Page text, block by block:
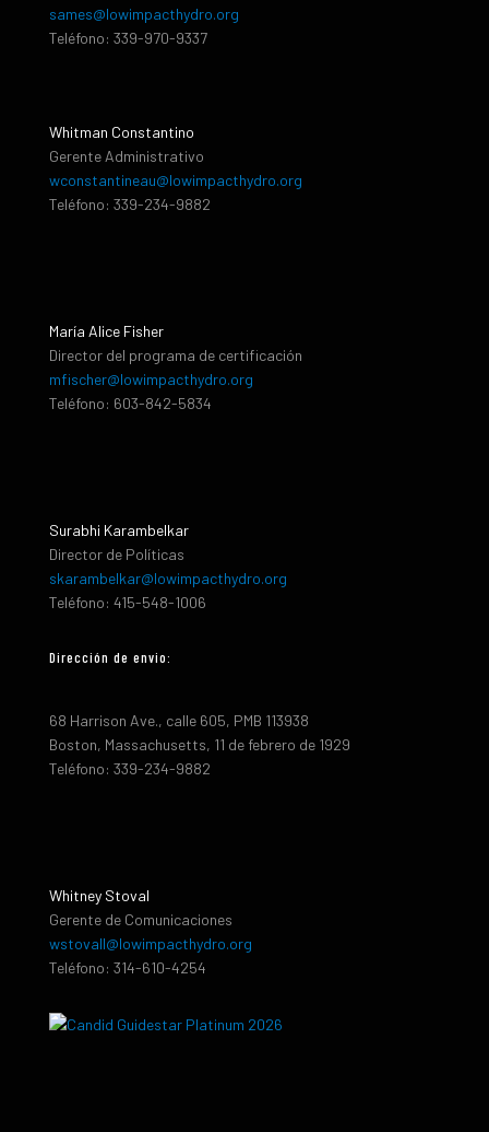
sames@lowimpacthydro.org
Teléfono: 339-970-9337
Whitman Constantino
Gerente Administrativo
wconstantineau@lowimpacthydro.org
Teléfono: 339-234-9882
María Alice Fisher
Director del programa de certificación
mfischer@lowimpacthydro.org
Teléfono: 603-842-5834
Surabhi Karambelkar
Director de Políticas
skarambelkar@lowimpacthydro.org
Teléfono: 415-548-1006
Dirección de envio:
68 Harrison Ave., calle 605, PMB 113938
Boston, Massachusetts, 11 de febrero de 1929
Teléfono: 339-234-9882
Whitney Stoval
Gerente de Comunicaciones
wstovall@lowimpacthydro.org
Teléfono: 314-610-4254